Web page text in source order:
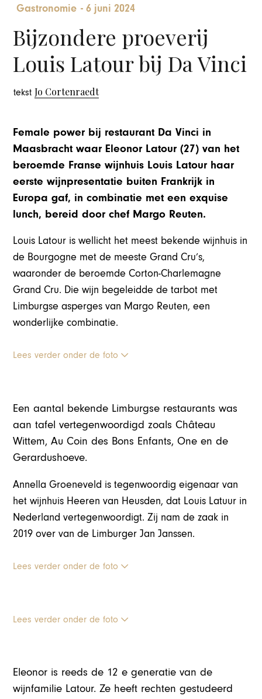
Gastronomie -6 juni 2024
Bijzondere proeverij
Louis Latour bij Da Vinci
tekstJo Cortenraedt
Female power bij restaurant Da Vinci in
Maasbracht waar Eleonor Latour (27) van het
beroemde Franse wijnhuis Louis Latour haar
eerste wijnpresentatie buiten Frankrijk in
Europa gaf, in combinatie met een exquise
lunch, bereid door chef Margo Reuten.
Louis Latour is wellicht het meest bekende wijnhuis in
de Bourgogne met de meeste Grand Cru’s,
waaronder de beroemde Corton-Charlemagne
Grand Cru. Die wijn begeleidde de tarbot met
Limburgse asperges van Margo Reuten, een
wonderlijke combinatie.
Lees verder onder de foto
Een aantal bekende Limburgse restaurants was
aan tafel vertegenwoordigd zoals Château
Wittem, Au Coin des Bons Enfants, One en de
Gerardushoeve.
Annella Groeneveld is tegenwoordig eigenaar van
het wijnhuis Heeren van Heusden, dat Louis Latuur in
Nederland vertegenwoordigt. Zij nam de zaak in
2019 over van de Limburger Jan Janssen.
Lees verder onder de foto
Lees verder onder de foto
Eleonor is reeds de 12 e generatie van de
wijnfamilie Latour. Ze heeft rechten gestudeerd